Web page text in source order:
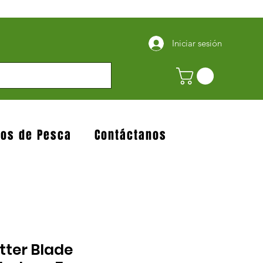
Iniciar sesión
de Pesca Contáctanos
Blade